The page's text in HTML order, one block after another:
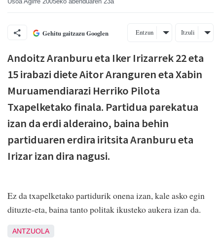
Gehitu gaitzazu Googlen Entzun Itzuli
Andoitz Aranburu eta Iker Irizarrek 22 eta
15 irabazi diete Aitor Aranguren eta Xabin
Muruamendiarazi Herriko Pilota
Txapelketako finala. Partidua parekatua
izan da erdi alderaino, baina behin
partiduaren erdira iritsita Aranburu eta
Irizar izan dira nagusi.
Ez da txapelketako partidurik onena izan, kale asko egin
dituzte-eta, baina tanto politak ikusteko aukera izan da.
ANTZUOLA